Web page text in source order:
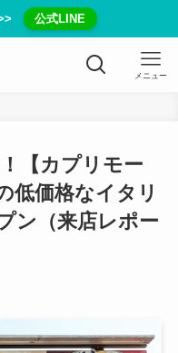
公式LINE
メニュー
【カプリモー
低価格なイタリ
ン（来店レポー